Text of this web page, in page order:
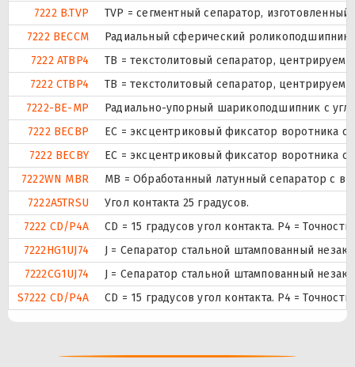
7222 B.TVP
TVP = сегментный сепаратор,
7222 BECCM
Радиальный сферический роликоподшипник
7222 ATBP4
ТВ = текстолитовый сепаратор,
7222 CTBP4
ТВ = текстолитовый сепаратор,
7222-BE-MP
Радиально-упорный шарикоподшипник с
7222 BECBP
ЕС = эксцентриковый фиксатор воротника
7222 BECBY
ЕС = эксцентриковый фиксатор воротника
7222WN MBR
MB = Обработанный латунный сепаратор с
7222A5TRSU
Угол контакта 25 градусов.
7222 CD/P4A
CD = 15 градусов угол контакта. P4 =
7222HG1UJ74
J = Сепаратор стальной штампованный
7222CG1UJ74
J = Сепаратор стальной штампованный
S7222 CD/P4A
CD = 15 градусов угол контакта. P4 =